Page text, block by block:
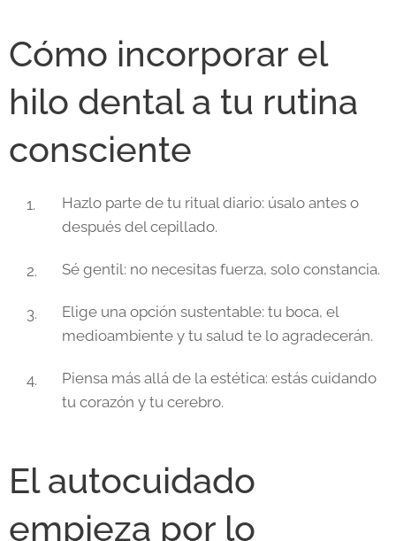
Cómo incorporar el
hilo dental a tu rutina
consciente
Hazlo parte de tu ritual diario: úsalo antes o
después del cepillado.
Sé gentil: no necesitas fuerza, solo constancia.
Elige una opción sustentable: tu boca, el
medioambiente y tu salud te lo agradecerán.
Piensa más allá de la estética: estás cuidando
tu corazón y tu cerebro.
El autocuidado
empieza por lo